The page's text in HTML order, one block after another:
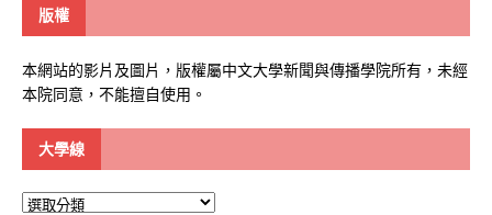
版權
本網站的影片及圖片，版權屬中文大學新聞與傳播學院所有，未經
本院同意，不能擅自使用。
大學線
大